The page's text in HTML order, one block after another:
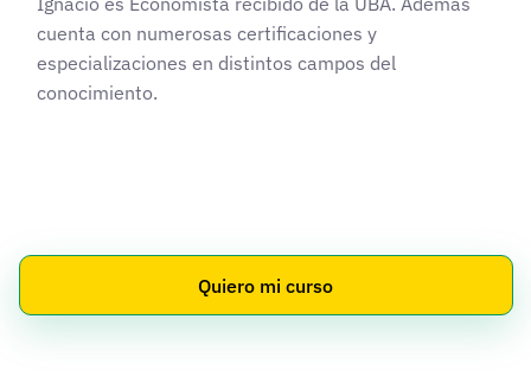
cuenta con numerosas certificaciones y
especializaciones en distintos campos del
conocimiento.
Quiero mi curso